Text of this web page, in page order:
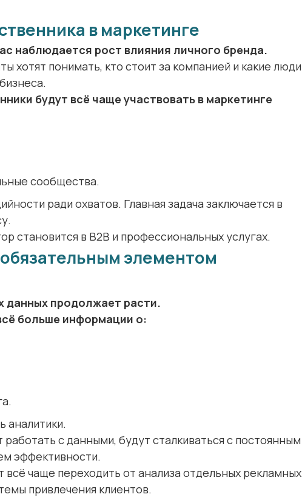
в маркетинге
наблюдается рост влияния личного бренда.
хотят понимать, кто стоит за компанией и какие люди
будут всё чаще участвовать в маркетинге
сообщества.
ради охватов. Главная задача заключается в
становится в B2B и профессиональных услугах.
элементом
данных продолжает расти.
больше информации о:
аналитики.
с данными, будут сталкиваться с постоянным
эффективности.
чаще переходить от анализа отдельных рекламных
привлечения клиентов.